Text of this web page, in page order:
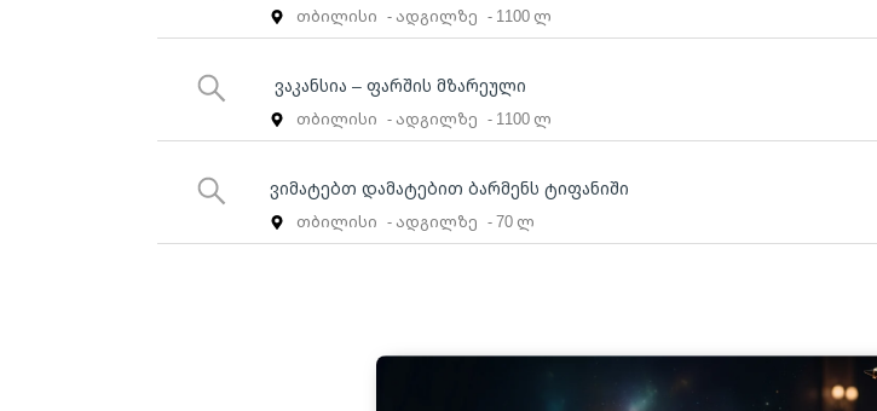
თბილისი - ადგილზე - 1100 ლ
ვაკანსია – ფარშის მზარეული
თბილისი - ადგილზე - 1100 ლ
ვიმატებთ დამატებით ბარმენს ტიფანიში
თბილისი - ადგილზე - 70 ლ